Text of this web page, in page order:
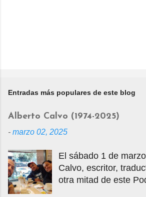
Entradas más populares de este blog
Alberto Calvo (1974-2025)
- marzo 02, 2025
El sábado 1 de
Calvo, escritor,
otra mitad de este